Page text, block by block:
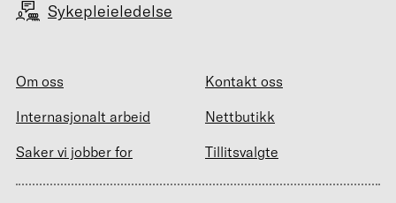
Sykepleieledelse
Om oss
Kontakt oss
Internasjonalt arbeid
Nettbutikk
Saker vi jobber for
Tillitsvalgte